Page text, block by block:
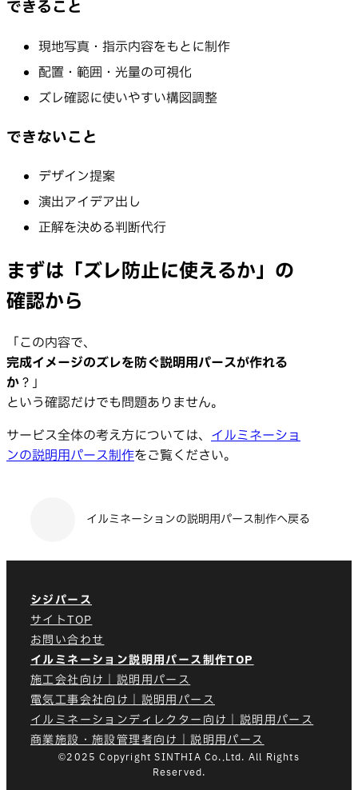
できること
現地写真・指示内容をもとに制作
配置・範囲・光量の可視化
ズレ確認に使いやすい構図調整
できないこと
デザイン提案
演出アイデア出し
正解を決める判断代行
まずは「ズレ防止に使えるか」の
確認から
「この内容で、
完成イメージのズレを防ぐ説明用パースが作れる
か？」
という確認だけでも問題ありません。
サービス全体の考え方については、 イルミネーショ
ンの説明用パース制作をご覧ください。
イルミネーションの説明用パース制作へ戻る
シジパース
サイトTOP
お問い合わせ
イルミネーション説明用パース制作TOP
施工会社向け｜説明用パース
電気工事会社向け｜説明用パース
イルミネーションディレクター向け｜説明用パース
商業施設・施設管理者向け｜説明用パース
©2025 Copyright SINTHIA Co.,Ltd. All Rights
Reserved.